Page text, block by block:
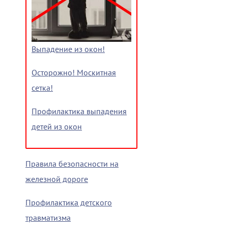
Выпадение из окон!
Осторожно! Москитная
сетка!
Профилактика выпадения
детей из окон
Правила безопасности на
железной дороге
Профилактика детского
травматизма